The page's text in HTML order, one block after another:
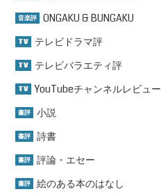
音楽評 ONGAKU & BUNGAKU
TV テレビドラマ評
TV テレビバラエティ評
TV YouTubeチャンネルレビュー
書評 小説
書評 詩書
書評 評論・エセー
書評 絵のある本のはなし